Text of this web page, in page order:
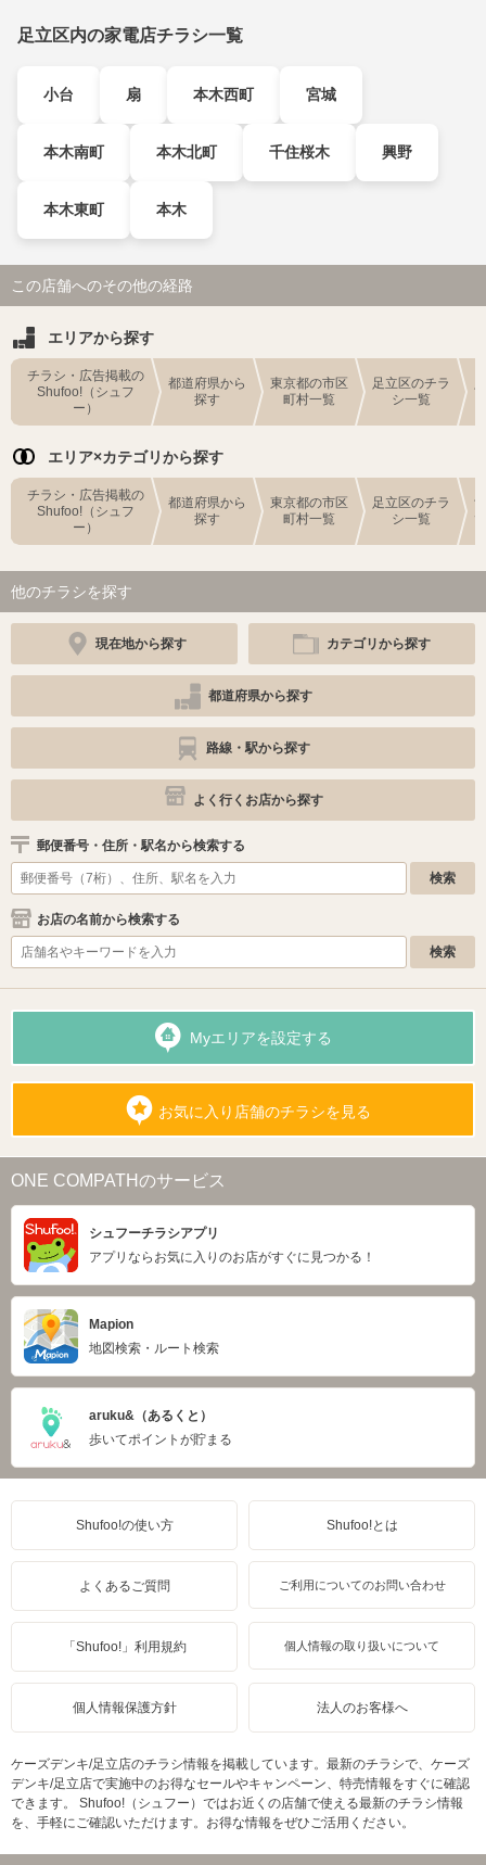
足立区内の家電店チラシ一覧
小台 扇 本木西町 宮城
本木南町 本木北町 千住桜木 興野
本木東町 本木
この店舗へのその他の経路
エリアから探す
チラシ・広告掲載の
Shufoo!（シュフ
ー）
都道府県から
探す
東京都の市区
町村一覧
足立区のチラ
シ一覧
エリア×カテゴリから探す
チラシ・広告掲載の
Shufoo!（シュフ
ー）
都道府県から
探す
東京都の市区
町村一覧
足立区のチラ
シ一覧
他のチラシを探す
現在地から探す カテゴリから探す
都道府県から探す
路線・駅から探す
よく行くお店から探す
郵便番号・住所・駅名から検索する
お店の名前から検索する
Myエリアを設定する
お気に入り店舗のチラシを見る
ONE COMPATHのサービス
シュフーチラシアプリ
アプリならお気に入りのお店がすぐに見つかる！
Mapion
地図検索・ルート検索
aruku&（あるくと）
歩いてポイントが貯まる
Shufoo!の使い方 Shufoo!とは
よくあるご質問 ご利用についてのお問い合わせ
「Shufoo!」利用規約 個人情報の取り扱いについて
個人情報保護方針 法人のお客様へ
ケーズデンキ/足立店のチラシ情報を掲載しています。最新のチラシで、ケーズ
デンキ/足立店で実施中のお得なセールやキャンペーン、特売情報をすぐに確認
できます。 Shufoo!（シュフー）ではお近くの店舗で使える最新のチラシ情報
を、手軽にご確認いただけます。お得な情報をぜひご活用ください。